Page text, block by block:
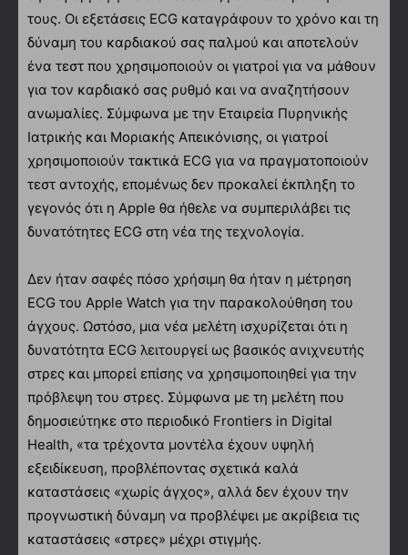
τους. Οι εξετάσεις ECG καταγράφουν το χρόνο και τη
δύναμη του καρδιακού σας παλμού και αποτελούν
ένα τεστ που χρησιμοποιούν οι γιατροί για να μάθουν
για τον καρδιακό σας ρυθμό και να αναζητήσουν
ανωμαλίες. Σύμφωνα με την Εταιρεία Πυρηνικής
Ιατρικής και Μοριακής Απεικόνισης, οι γιατροί
χρησιμοποιούν τακτικά ECG για να πραγματοποιούν
τεστ αντοχής, επομένως δεν προκαλεί έκπληξη το
γεγονός ότι η Apple θα ήθελε να συμπεριλάβει τις
δυνατότητες ECG στη νέα της τεχνολογία.
Δεν ήταν σαφές πόσο χρήσιμη θα ήταν η μέτρηση
ECG του Apple Watch για την παρακολούθηση του
άγχους. Ωστόσο, μια νέα μελέτη ισχυρίζεται ότι η
δυνατότητα ECG λειτουργεί ως βασικός ανιχνευτής
στρες και μπορεί επίσης να χρησιμοποιηθεί για την
πρόβλεψη του στρες. Σύμφωνα με τη μελέτη που
δημοσιεύτηκε στο περιοδικό Frontiers in Digital
Health, «τα τρέχοντα μοντέλα έχουν υψηλή
εξειδίκευση, προβλέποντας σχετικά καλά
καταστάσεις «χωρίς άγχος», αλλά δεν έχουν την
προγνωστική δύναμη να προβλέψει με ακρίβεια τις
καταστάσεις «στρες» μέχρι στιγμής.